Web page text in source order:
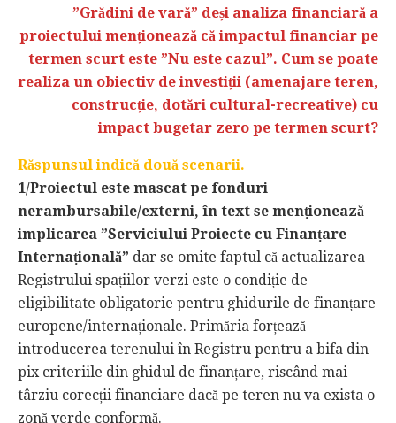
”Grădini de vară” deși analiza financiară a
proiectului menționează că impactul financiar pe
termen scurt este ”Nu este cazul”. Cum se poate
realiza un obiectiv de investiții (amenajare teren,
construcție, dotări cultural-recreative) cu
impact bugetar zero pe termen scurt?
Răspunsul indică două scenarii.
1/Proiectul este mascat pe fonduri
nerambursabile/externi, în text se menționează
implicarea ”Serviciului Proiecte cu Finanțare
Internațională” dar se omite faptul că actualizarea
Registrului spațiilor verzi este o condiție de
eligibilitate obligatorie pentru ghidurile de finanțare
europene/internaționale. Primăria forțează
introducerea terenului în Registru pentru a bifa din
pix criteriile din ghidul de finanțare, riscând mai
târziu corecții financiare dacă pe teren nu va exista o
zonă verde conformă.